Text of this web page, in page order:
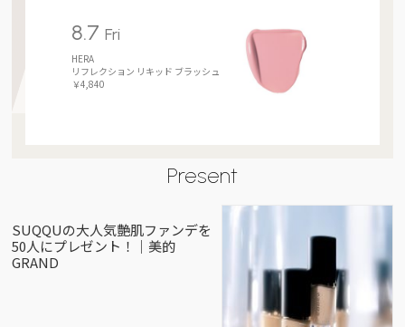
8.7Fri
HERA
リフレクション リキッド ブラッシュ
￥4,840
Present
SUQQUの大人気艶肌ファンデを
50人にプレゼント！｜美的
GRAND